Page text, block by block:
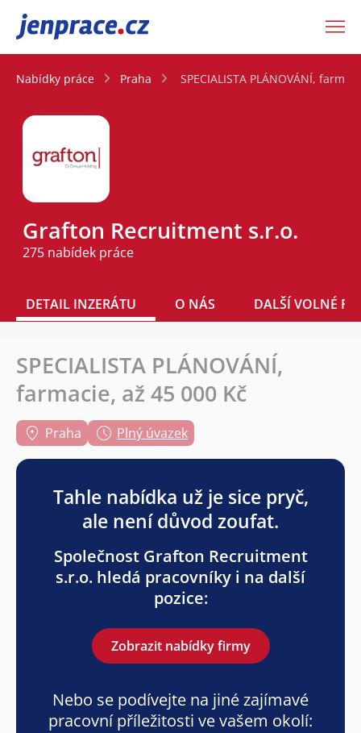
JenPráce.cz
Nabídky práce Praha SPECIALISTA PLÁNOVÁNÍ,
Grafton Recruitment s.r.o.
275 nabídek práce
DETAIL INZERÁTU O NÁS DALŠÍ VOLNÉ
SPECIALISTA PLÁNOVÁNÍ,
farmacie, až 45 000 Kč
Praha Plný úvazek
Tahle nabídka už je sice pryč,
ale není důvod zoufat.
Společnost Grafton Recruitment
s.r.o. hledá pracovníky i na další
pozice:
Zobrazit nabídky firmy
Nebo se podívejte na jiné zajímavé
pracovní příležitosti ve vašem okolí: